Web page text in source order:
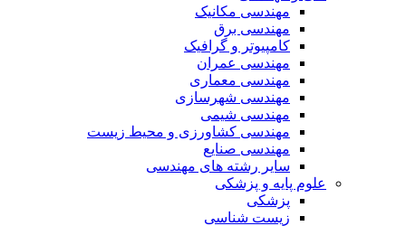
مهندسی مکانیک
مهندسی برق
کامپیوتر و گرافیک
مهندسی عمران
مهندسی معماری
مهندسی شهرسازی
مهندسی شیمی
مهندسی کشاورزی و محیط زیست
مهندسی صنایع
سایر رشته های مهندسی
علوم پایه و پزشکی
پزشکی
زیست شناسی